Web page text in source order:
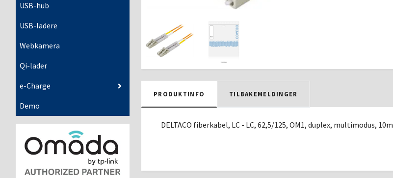
USB-hub
USB-ladere
Webkamera
Qi-lader
e-Charge
Demo
PRODUKTINFO TILBAKEMELDINGER
DELTACO fiberkabel, LC - LC, 62,5/125, OM1, duplex, multimodus, 10m